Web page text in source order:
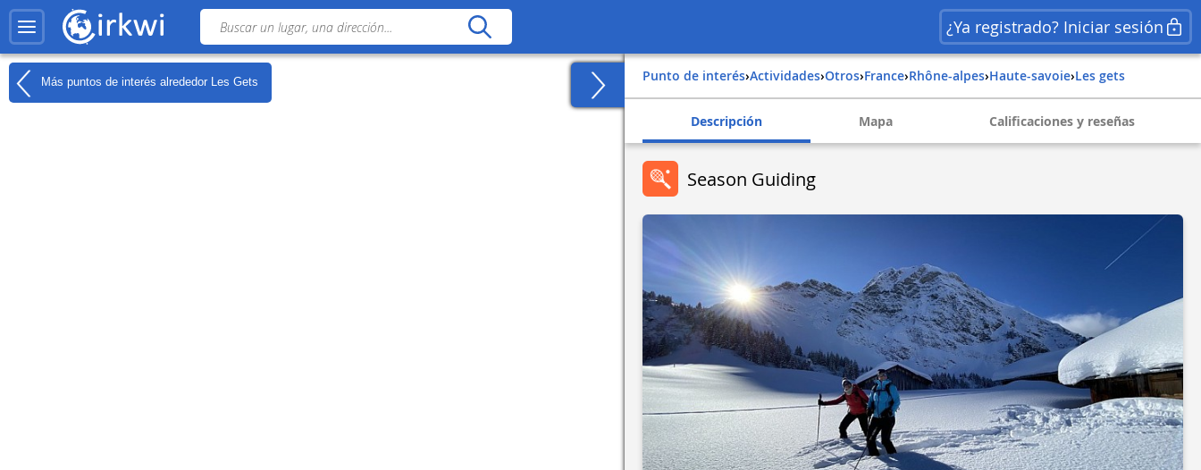
¿Ya registrado? Iniciar sesión
Más puntos de interés alrededor Les Gets Punto de interés› Actividades› Otros› france› rhône-alpes› haute-savoie› les gets
Descripción Mapa Calificaciones y reseñas
Season Guiding